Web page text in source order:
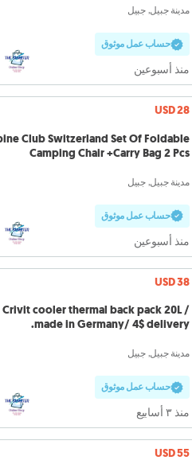
مدينة جبيل, جبيل
حساب عمل موثوق
منذ أسبوعين
USD 28
Club Switzerland Set Of Foldable
Camping Chair +Carry Bag 2 Pcs
مدينة جبيل, جبيل
حساب عمل موثوق
منذ أسبوعين
USD 38
Crivit cooler thermal back pack 20L /
made in Germany/ 4$ delivery.
مدينة جبيل, جبيل
حساب عمل موثوق
منذ ٣ أسابيع
USD 55